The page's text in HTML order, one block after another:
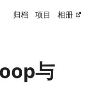
归档 项目 相册
与